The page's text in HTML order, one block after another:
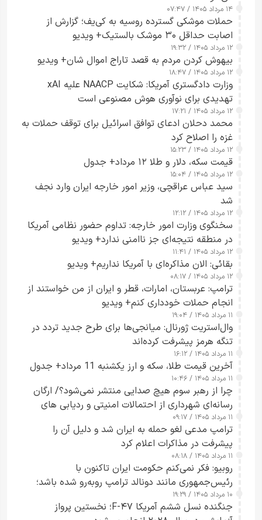
۱۴ مرداد ۱۴۰۵ / ۰۷:۴۷
حملات موشکی گسترده روسیه به کی‌یف؛ گزارش از
اصابت حداقل ۳۰ موشک بالستیک+ ویدیو
۱۲ مرداد ۱۴۰۵ / ۱۹:۳۲
بیهوش کردن مردم به قصد تاراج اموال شان+ ویدیو
۱۲ مرداد ۱۴۰۵ / ۱۸:۴۷
وزارت دادگستری آمریکا: شکایت NAACP علیه xAI
تهدیدی برای نوآوری هوش مصنوعی است
۱۲ مرداد ۱۴۰۵ / ۱۷:۲۱
محمد دحلان ادعای توافق اسرائیل برای توقف حملات به
غزه را اصلاح کرد
۱۲ مرداد ۱۴۰۵ / ۱۵:۲۳
قیمت سکه، دلار و طلا ۱۲ مرداد+ جدول
۱۲ مرداد ۱۴۰۵ / ۱۵:۰۴
سید عباس عراقچی، وزیر امور خارجه ایران وارد نجف
شد
۱۲ مرداد ۱۴۰۵ / ۱۲:۱۲
سخنگوی وزارت امور خارجه: تداوم حضور نظامی آمریکا
در منطقه نتیجه‌ای جز ناامنی ندارد+ ویدیو
۱۲ مرداد ۱۴۰۵ / ۱۱:۴۱
بقائی: الان مذاکره‌ای با آمریکا نداریم+ ویدیو
۱۲ مرداد ۱۴۰۵ / ۰۸:۱۷
ترامپ: عربستان، امارات، قطر و ایران از من خواستند از
انجام حملات خودداری کنم+ ویدیو
۱۱ مرداد ۱۴۰۵ / ۱۹:۰۴
وال‌استریت ژورنال: میانجی‌ها برای طرح جدید تردد در
تنگه هرمز پیشرفت کرده‌اند
۱۱ مرداد ۱۴۰۵ / ۱۶:۱۲
آخرین قیمت طلا، سکه و ارز یکشنبه 11 مرداد+ جدول
۱۱ مرداد ۱۴۰۵ / ۱۰:۴۶
چرا از رهبر سوم هیچ صدایی منتشر نمی‌شود؟/ ارگان
رسانه‌ای شهرداری از احتمالات امنیتی و ردیابی های
جاسوسی گفت
۱۱ مرداد ۱۴۰۵ / ۰۹:۱۷
ترامپ مدعی لغو حمله به ایران شد و دلیل آن را
پیشرفت در مذاکرات اعلام کرد
۱۱ مرداد ۱۴۰۵ / ۰۸:۱۸
روبیو: فکر نمی‌کنم حکومت ایران تاکنون با
رئیس‌جمهوری مانند دونالد ترامپ روبه‌رو شده باشد؛
کسی که واقعاً دست به اقدام می‌زند
۱۰ مرداد ۱۴۰۵ / ۱۹:۲۹
جنگنده نسل ششم آمریکا F-۴۷؛ نخستین پرواز